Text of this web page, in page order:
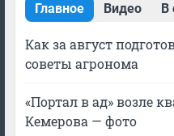
Главное Видео В
Как за август
советы агронома
«Портал в ад» возле
Кемерова — фото